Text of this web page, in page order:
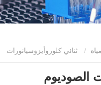
ثنائي كلوروأيزوسيانورات
الصوديوم